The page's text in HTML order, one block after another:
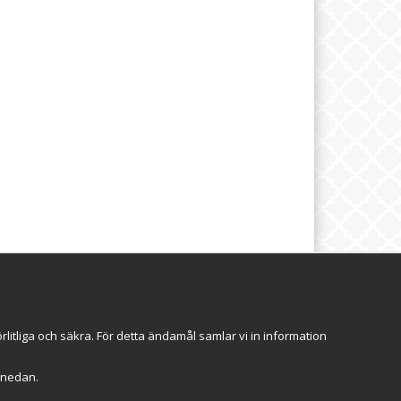
Anmäl mig
och säkra. För detta ändamål samlar vi in information